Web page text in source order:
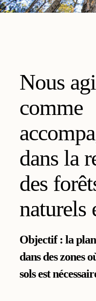
Nous
comme
dans la
des
naturels
Objectif : la
dans des zones
sols est